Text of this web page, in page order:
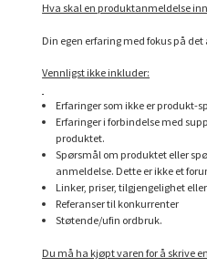
Hva skal en produktanmeldelse
Din egen erfaring med fokus på
Vennligst ikke inkluder:
Erfaringer som ikke er produkt-
Erfaringer i forbindelse med
produktet.
Spørsmål om produktet eller
anmeldelse. Dette er ikke et
Linker, priser, tilgjengelighet
Referanser til konkurrenter
Støtende/ufin ordbruk.
Du må ha kjøpt varen for å skrive